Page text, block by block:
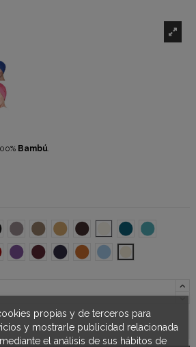
Bambú
GRIS KAKI Camel chocolateBlanco azul petroleo
Turquesa
Violeta Pruné Azul Marino
NaranjaIndigo
Añadir al carrito
propias y de terceros para
y mostrarle publicidad relacionada
el análisis de sus hábitos de